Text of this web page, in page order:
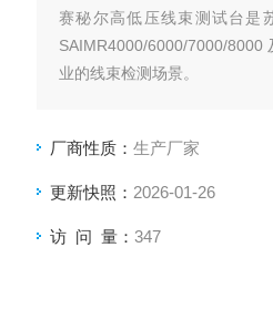
赛秘尔高低压线束测试台是
SAIMR4000/6000/7000/8000
业的线束检测场景。
厂商性质： 生产厂家
更新快照： 2026-01-26
访 问 量： 347